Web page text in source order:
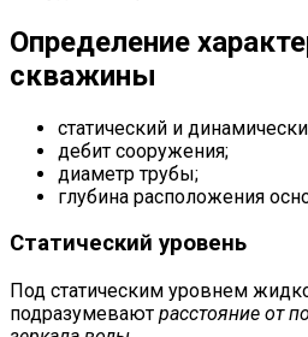
Определение
скважины
статический и
дебит сооружения;
диаметр трубы;
глубина расположения
Статический уровень
Под статическим уровнем
подразумевают расстояние от